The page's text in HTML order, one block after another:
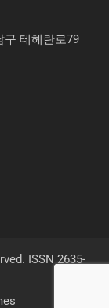
구 테헤란로79
ISSN 2635-